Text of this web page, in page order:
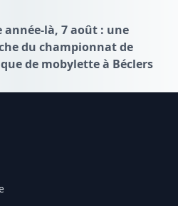
année-là, 7 août : une
du championnat de
de mobylette à Béclers